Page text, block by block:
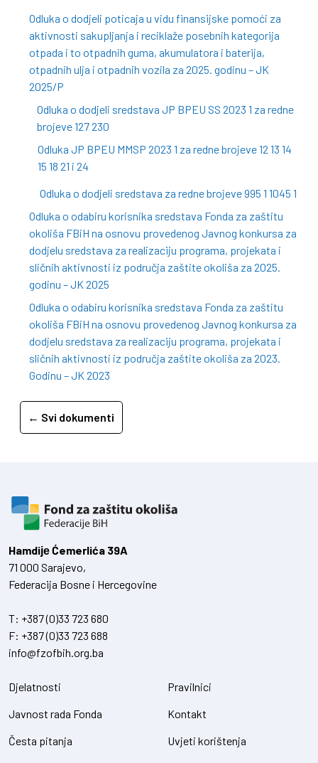
Odluka o dodjeli poticaja u vidu finansijske pomoći za
aktivnosti sakupljanja i reciklaže posebnih kategorija
otpada i to otpadnih guma, akumulatora i baterija,
otpadnih ulja i otpadnih vozila za 2025. godinu – JK
2025/P
Odluka o dodjeli sredstava JP BPEU SS 2023 1 za redne
brojeve 127 230
Odluka JP BPEU MMSP 2023 1 za redne brojeve 12 13 14
15 18 21 i 24
Odluka o dodjeli sredstava za redne brojeve 995 1 1045 1
Odluka o odabiru korisnika sredstava Fonda za zaštitu
okoliša FBiH na osnovu provedenog Javnog konkursa za
dodjelu sredstava za realizaciju programa, projekata i
sličnih aktivnosti iz područja zaštite okoliša za 2025.
godinu – JK 2025
Odluka o odabiru korisnika sredstava Fonda za zaštitu
okoliša FBiH na osnovu provedenog Javnog konkursa za
dodjelu sredstava za realizaciju programa, projekata i
sličnih aktivnosti iz područja zaštite okoliša za 2023.
Godinu – JK 2023
← Svi dokumenti
Hamdiје Ćemerlića 39A
71 000 Sarajevo,
Federacija Bosne i Hercegovine
T: +387 (0)33 723 680
F: +387 (0)33 723 688
info@fzofbih.org.ba
Djelatnosti
Javnost rada Fonda
Česta pitanja
Pravilnici
Kontakt
Uvjeti korištenja